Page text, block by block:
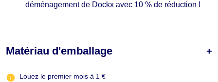
déménagement de Dockx avec 10 % de réduction !
Matériau d'emballage
Louez le premier mois à 1 €